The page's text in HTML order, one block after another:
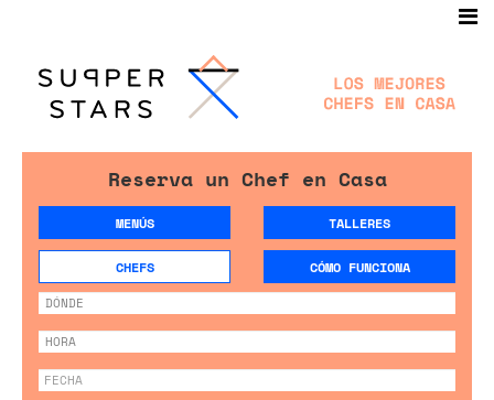
Reserva un Chef en Casa
MENÚS TALLERES
CHEFS CÓMO FUNCIONA